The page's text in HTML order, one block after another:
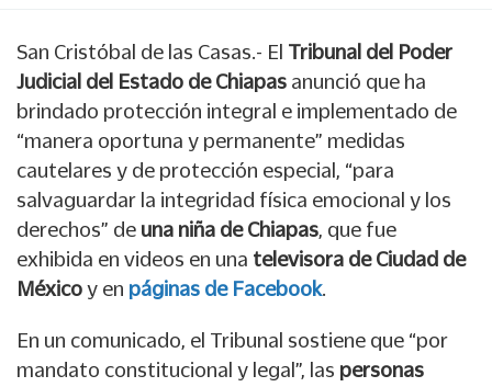
San Cristóbal de las Casas.- El Tribunal del Poder
Judicial del Estado de Chiapas anunció que ha
brindado protección integral e implementado de
“manera oportuna y permanente” medidas
cautelares y de protección especial, “para
salvaguardar la integridad física emocional y los
derechos” de una niña de Chiapas, que fue
exhibida en videos en una televisora de Ciudad de
México y en páginas de Facebook.
En un comunicado, el Tribunal sostiene que “por
mandato constitucional y legal”, las personas